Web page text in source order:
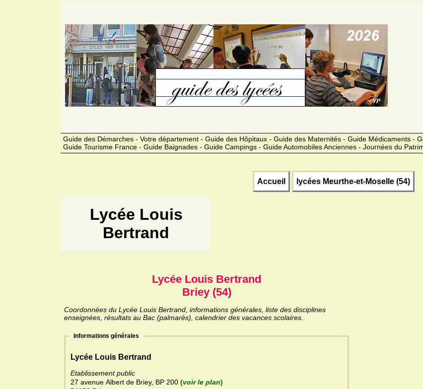
Guide des Démarches - Votre département - Guide des Hôpitaux - Guide des Maternités - Guide Médicaments -
Guide Tourisme France - Guide Baignades - Guide Campings - Guide Automobiles Anciennes - Journées du
Accueil lycées Meurthe-et-Moselle (54)
Lycée Louis
Bertrand
Lycée Louis Bertrand
Briey (54)
Coordonnées du Lycée Louis Bertrand, informations générales, liste des disciplines
enseignées, résultats au Bac (palmarès), calendrier des vacances scolaires.
Informations générales
Lycée Louis Bertrand
Etablissement public
27 avenue Albert de Briey, BP 200 (voir le plan)